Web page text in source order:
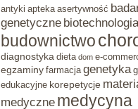
antyki apteka asertywność
genetyczne biotechnologia
budownictwo
diagnostyka dieta dom e-
egzaminy farmacja genetyka
edukacyjne korepetycje
medyczne medycyna